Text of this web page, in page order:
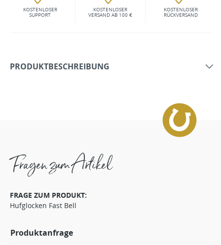
KOSTENLOSER
SUPPORT
KOSTENLOSER
VERSAND AB 100 €
KOSTENLOSER
RÜCKVERSAND
PRODUKTBESCHREIBUNG
Fragen zum Artikel
FRAGE ZUM PRODUKT:
Hufglocken Fast Bell
Produktanfrage